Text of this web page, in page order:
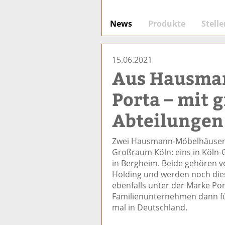
News Produkte
15.06.2021
Aus
Porta – mit
Abteilungen
Zwei Hausmann-
Großraum Köln: eins in
in Bergheim. Beide gehören
Holding und werden noch
ebenfalls unter der Marke
Familienunternehmen dann
mal in Deutschland.